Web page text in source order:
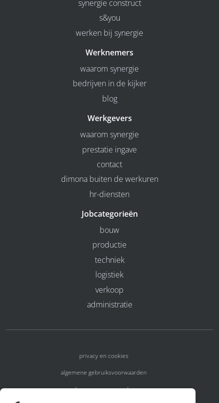
synergie construct
s&you
werken bij synergie
Werknemers
waarom synergie
bedrijven in de kijker
blog
Werkgevers
waarom synergie
prestatie ingave
contact
dimona buiten de werkuren
hr-diensten
Jobcategorieën
bouw
productie
techniek
logistiek
verkoop
administratie
privacy en cookies
algemene gebruiksvoorwaarden
algemene voorwaarden